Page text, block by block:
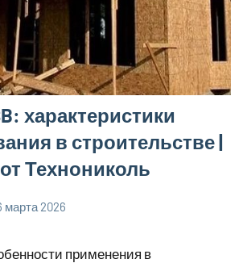
характеристики
в строительстве |
Технониколь
марта 2026
применения в